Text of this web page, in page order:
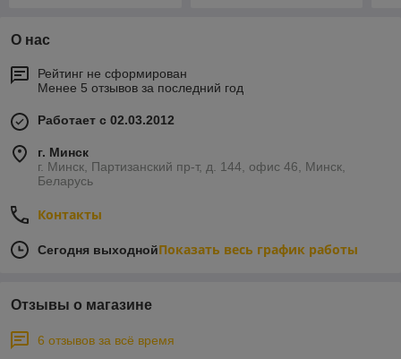
О нас
Рейтинг не сформирован
Менее 5 отзывов за последний год
Работает с 02.03.2012
г. Минск
г. Минск, Партизанский пр-т, д. 144, офис 46, Минск,
Беларусь
Контакты
Сегодня выходнойПоказать весь график работы
Отзывы о магазине
6 отзывов за всё время